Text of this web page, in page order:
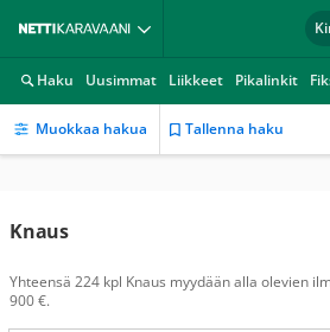
Haku Uusimmat Liikkeet Pikalinkit
Muokkaa hakua Tallenna haku
Knaus
Yhteensä 224 kpl Knaus myydään alla olevien
900 €.